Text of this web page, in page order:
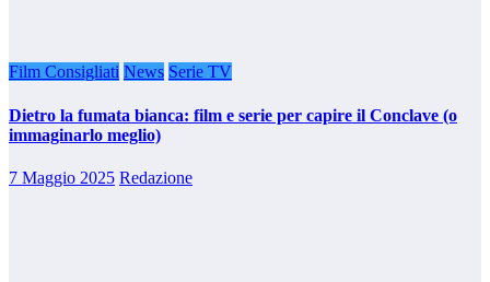
Film Consigliati News Serie TV
Dietro la fumata bianca: film e serie per capire il Conclave (o
immaginarlo meglio)
7 Maggio 2025 Redazione